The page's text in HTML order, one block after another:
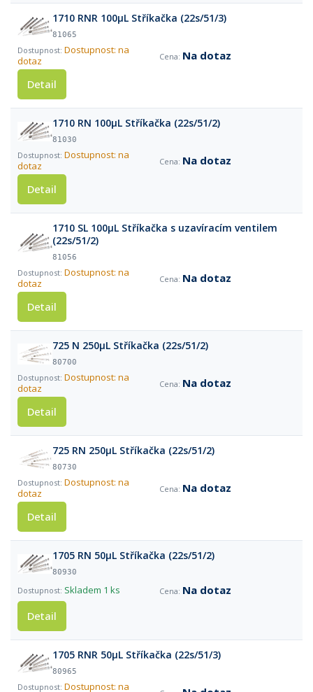
1710 RNR 100µL Stříkačka (22s/51/3)
81065
Dostupnost: na
dotaz
Na dotaz
Detail
1710 RN 100µL Stříkačka (22s/51/2)
81030
Dostupnost: na
dotaz
Na dotaz
Detail
1710 SL 100µL Stříkačka s uzavíracím ventilem
(22s/51/2)
81056
Dostupnost: na
dotaz
Na dotaz
Detail
725 N 250µL Stříkačka (22s/51/2)
80700
Dostupnost: na
dotaz
Na dotaz
Detail
725 RN 250µL Stříkačka (22s/51/2)
80730
Dostupnost: na
dotaz
Na dotaz
Detail
1705 RN 50µL Stříkačka (22s/51/2)
80930
Skladem 1 ks
Na dotaz
Detail
1705 RNR 50µL Stříkačka (22s/51/3)
80965
Dostupnost: na